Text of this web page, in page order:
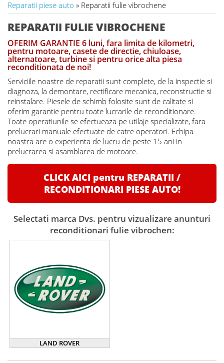
Reparatii piese auto » Reparatii fulie vibrochene
REPARATII FULIE VIBROCHENE
OFERIM GARANTIE 6 luni, fara limita de kilometri,
pentru motoare, casete de directie, chiuloase,
alternatoare, turbine si pentru orice alta piesa
reconditionata de noi!
Serviciile noastre de reparatii sunt complete, de la inspectie si
diagnoza, la demontare, rectificare mecanica, reconstructie si
reinstalare. Piesele de schimb folosite sunt de calitate si
oferim garantie pentru toate lucrarile de reconditionare.
Toate operatiunile se efectueaza pe utilaje specializate, fara
prelucrari manuale efectuate de catre operatori. Echipa
noastra are o experienta de lucru de peste 15 ani in
prelucrarea si asamblarea de motoare.
CLICK AICI pentru REPARATII /
RECONDITIONARI PIESE AUTO!
Selectati marca Dvs. pentru vizualizare anunturi
reconditionari fulie vibrochen:
LAND ROVER